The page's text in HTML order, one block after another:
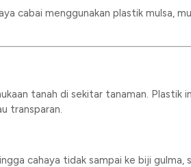
cabai menggunakan plastik mulsa,
tanah di sekitar tanaman. Plastik
transparan.
cahaya tidak sampai ke biji